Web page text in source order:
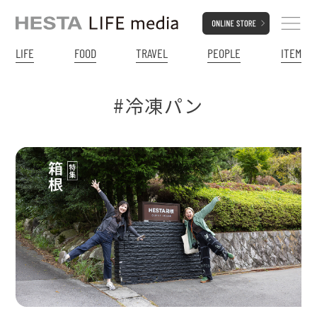
LIFE FOOD TRAVEL PEOPLE ITEM
#冷凍パン